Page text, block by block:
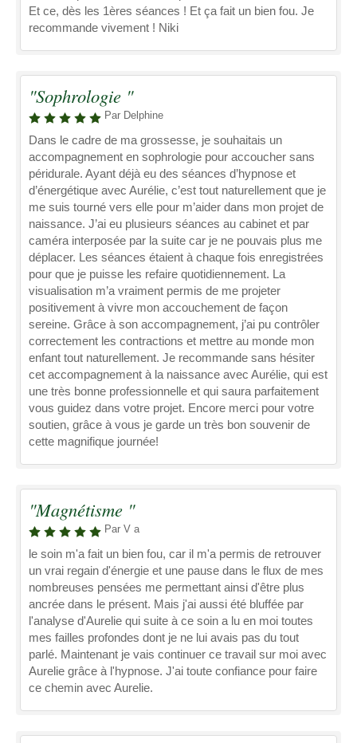
Et ce, dès les 1ères séances ! Et ça fait un bien fou. Je
recommande vivement ! Niki
"Sophrologie "
Par Delphine
Dans le cadre de ma grossesse, je souhaitais un
accompagnement en sophrologie pour accoucher sans
péridurale. Ayant déjà eu des séances d’hypnose et
d’énergétique avec Aurélie, c’est tout naturellement que je
me suis tourné vers elle pour m’aider dans mon projet de
naissance. J’ai eu plusieurs séances au cabinet et par
caméra interposée par la suite car je ne pouvais plus me
déplacer. Les séances étaient à chaque fois enregistrées
pour que je puisse les refaire quotidiennement. La
visualisation m’a vraiment permis de me projeter
positivement à vivre mon accouchement de façon
sereine. Grâce à son accompagnement, j’ai pu contrôler
correctement les contractions et mettre au monde mon
enfant tout naturellement. Je recommande sans hésiter
cet accompagnement à la naissance avec Aurélie, qui est
une très bonne professionnelle et qui saura parfaitement
vous guidez dans votre projet. Encore merci pour votre
soutien, grâce à vous je garde un très bon souvenir de
cette magnifique journée!
"Magnétisme "
Par V a
le soin m'a fait un bien fou, car il m'a permis de retrouver
un vrai regain d'énergie et une pause dans le flux de mes
nombreuses pensées me permettant ainsi d'être plus
ancrée dans le présent. Mais j'ai aussi été bluffée par
l'analyse d'Aurelie qui suite à ce soin a lu en moi toutes
mes failles profondes dont je ne lui avais pas du tout
parlé. Maintenant je vais continuer ce travail sur moi avec
Aurelie grâce à l'hypnose. J'ai toute confiance pour faire
ce chemin avec Aurelie.